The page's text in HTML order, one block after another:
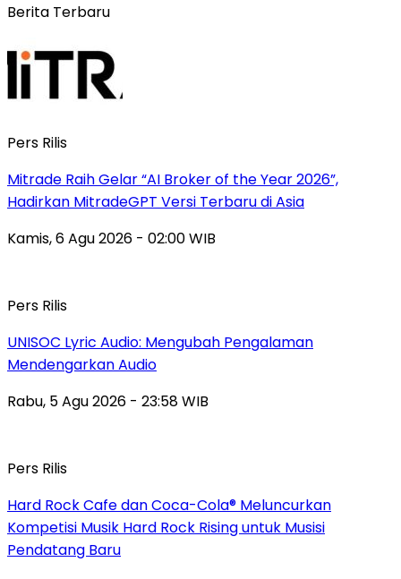
Berita Terbaru
Pers Rilis
Mitrade Raih Gelar “AI Broker of the Year 2026”,
Hadirkan MitradeGPT Versi Terbaru di Asia
Kamis, 6 Agu 2026 - 02:00 WIB
Pers Rilis
UNISOC Lyric Audio: Mengubah Pengalaman
Mendengarkan Audio
Rabu, 5 Agu 2026 - 23:58 WIB
Pers Rilis
Hard Rock Cafe dan Coca-Cola® Meluncurkan
Kompetisi Musik Hard Rock Rising untuk Musisi
Pendatang Baru